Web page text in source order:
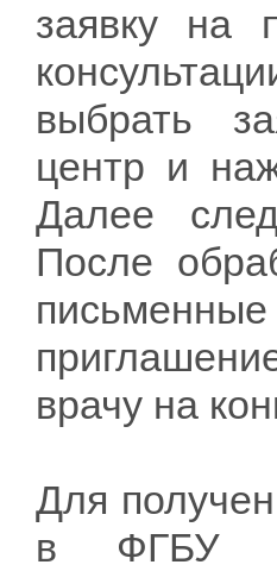
заявку на
выбрать
центр и
Далее
После
врачу на
Для
в ФГБУ